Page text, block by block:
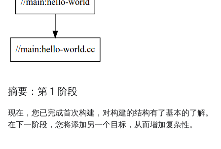
摘要：第 1 阶段
现在，您已完成首次构建，对构建的结构有了基本的了解。
在下一阶段，您将添加另一个目标，从而增加复杂性。